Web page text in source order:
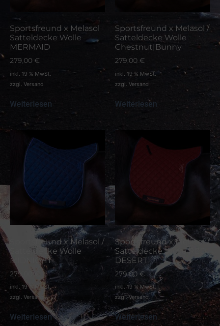
Sportsfreund x Melasol
Satteldecke Wolle
MERMAID
279,00 €
inkl. 19 % MwSt.
zzgl. Versand
Weiterlesen
Sportsfreund x Melasol /
Satteldecke Wolle
Chestnut|Bunny
279,00 €
inkl. 19 % MwSt.
zzgl. Versand
Weiterlesen
Sportsfreund x Melasol /
Satteldecke Wolle
MIDNIGHT
279,00€
inkl. 19 % MwSt.
zzgl. Versand
Weiterlesen
Sportsfreund x Melasol /
Satteldecke Wolle RED
DESERT
279,00 €
inkl. 19 % MwSt.
zzgl.Versand
Weiterlesen